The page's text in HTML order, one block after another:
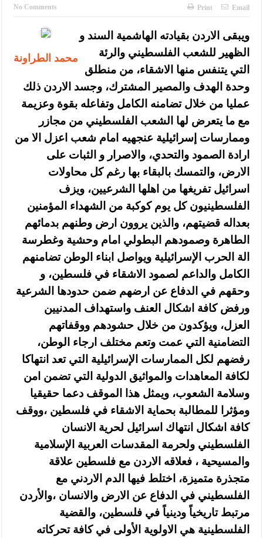
النواب يقر مشروع تعديل قانون الملكية العقارية
القاضي يلتقي رؤساء تحرير الصحف اليومية ويؤكد حرص مجلس النواب
على شراكة فاعلة مع الإعلام
دعوة المكلفين بخدمة العلم (الدفعة الثالثة) إلى مراجعة منصة خدمة
العلم
الملك يلتقي مجموعة من رفاق السلاح
الملك يتلقى اتصالا هاتفيا من العاهل البحريني
القاضي محمود أحمد فريحات.. مبارك ومزيدا من التوفيق
عارف بيك فريحات.. مبارك وبكم تزهو المناصب
No Comments Print Email
محمد الطراونة
ويبقى الاردن بقيادته الهاشمية السند و
الظهير للشعب الفلسطيني والرئة
التي يتنفس منها الاشقاء، من منطلق
وحدة الهدف والمصير المشترك، وجسد الاردن ذلك
عمليا من خلال تضامنه الكامل وتفاعله بقوة وعزيمة
مع ما يتعرض لها الشعب الفلسطيني من مجازر
وممارسات إسرائيلية عنجهيه امام شعب اعزل الا من
ارادة الصمود والتحدي، والاصرار و الثبات على
الارض، والتمسك بالبقاء بها رغم كل محاولات
اسرائيل تفريغها من اهلها الشرعيين، ويزف
الفلسطينيون كل يوم كوكبة من الشهداء المؤمنين
بعداله قضيتهم، والذين يروون ارض وطنهم بدمائهم
الطاهرة وصمودهم البطولي امام وحشية وغطرسة
الة الحرب الإسرائيلية ويواصل ابناء الوطن تضامنهم
الكامل والداعم لصمود الاشقاء في فلسطين، و
وحقهم في الدفاع عن ارضهم ضمن حدودها الشرعية
ورفض كافة اشكال العنف واستهداف المدنيين
العزل، ويؤكدون من خلال حشودهم ووقفاتهم
التضامنية التي عمت وتعم مختلف ارجاء الوطن،
رفضهم لكل الممارسات الإسرائيلية التي تعد انتهاكا
لكافة المعاهدات والمواثيق الدولية التي تضمن امن
وسلامة الشعوب، ويمثل هذا الموقف دعما حقيقيا
ومؤثرا للمطالبة بحماية الاشقاء في فلسطين ،ووقف
كافة اشكال انتهاك اسرائيل لحرية الانسان
الفلسطيني ولحرمة المقدسات العربية الإسلامية
والمسيحية ، فعلاقه الاردن مع فلسطين علاقة
متجذرة متميزة، اختلط فيها الدم الاردني مع
الفلسطيني في الدفاع عن الارض والانسان ،والأردن
مرتبط تاريخياً ودينياً في فلسطين، والقضية
الفلسطينية هي الاولوية الأولى في كافة تحركاته